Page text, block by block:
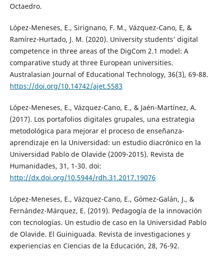
Octaedro.
López-Meneses, E., Sirignano, F. M., Vázquez-Cano, E, &
Ramírez-Hurtado, J. M. (2020). University students’ digital
competence in three areas of the DigCom 2.1 model: A
comparative study at three European universities.
Australasian Journal of Educational Technology, 36(3), 69-88.
https://doi.org/10.14742/ajet.5583
López-Meneses, E., Vázquez-Cano, E., & Jaén-Martínez, A.
(2017). Los portafolios digitales grupales, una estrategia
metodológica para mejorar el proceso de enseñanza-
aprendizaje en la Universidad: un estudio diacrónico en la
Universidad Pablo de Olavide (2009-2015). Revista de
Humanidades, 31, 1-30. doi:
http://dx.doi.org/10.5944/rdh.31.2017.19076
López-Meneses, E., Vázquez-Cano, E., Gómez-Galán, J., &
Fernández-Márquez, E. (2019). Pedagogía de la innovación
con tecnologías. Un estudio de caso en la Universidad Pablo
de Olavide. El Guiniguada. Revista de investigaciones y
experiencias en Ciencias de la Educación, 28, 76-92.